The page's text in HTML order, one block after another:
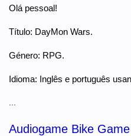
Olá pessoal!
Título: DayMon Wars.
Género: RPG.
Idioma: Inglês e português
Audiogame Bike